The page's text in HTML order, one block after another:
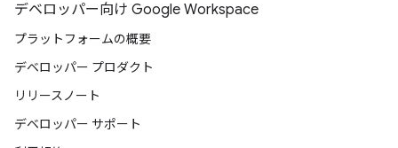
デベロッパー向け Google Workspace
プラットフォームの概要
デベロッパー プロダクト
リリースノート
デベロッパー サポート